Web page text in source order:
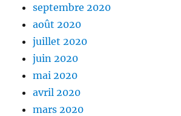
septembre 2020
août 2020
juillet 2020
juin 2020
mai 2020
avril 2020
mars 2020